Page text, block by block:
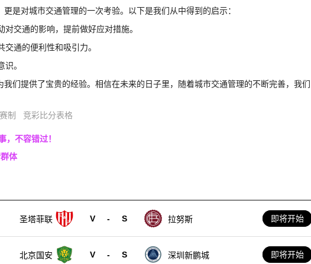
是对城市交通管理的一次考验。以下是我们从中得到的启示：
交通的影响，提前做好应对措施。
通的便利性和吸引力。
。
们提供了宝贵的经验。相信在未来的日子里，随着城市交通管理的不断完善，我们
制 竞彩比分表格
，不容错过！
体
圣塔菲联 V - S 拉努斯 即将开始
北京国安 V - S 深圳新鹏城 即将开始